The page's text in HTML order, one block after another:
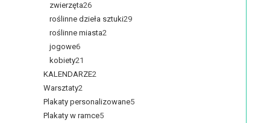
zwierzęta26
roślinne dzieła sztuki29
roślinne miasta2
jogowe6
kobiety21
KALENDARZE2
Warsztaty2
Plakaty personalizowane5
Plakaty w ramce5